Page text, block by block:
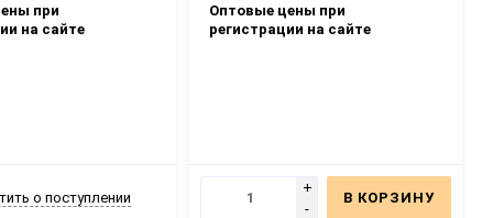
при
на сайте
о поступлении
Оптовые цены при
регистрации на сайте
+
-
В КОРЗИНУ